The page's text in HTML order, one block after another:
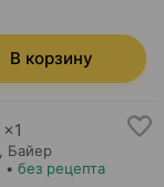
В корзину
×1
Байер
• без рецепта